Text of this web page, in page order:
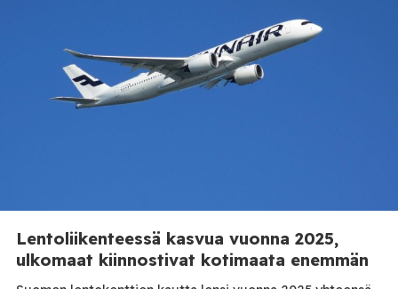
Lentoliikenteessä kasvua vuonna 2025,
ulkomaat kiinnostivat kotimaata enemmän